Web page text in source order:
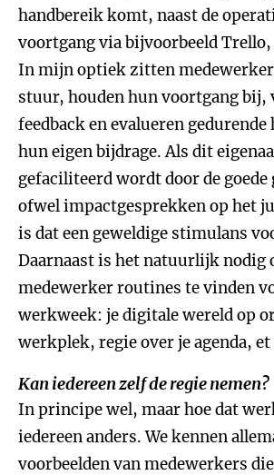
handbereik komt, naast de
voortgang via bijvoorbeeld Trello,
In mijn optiek zitten
stuur, houden hun voortgang bij,
feedback en evalueren gedurende
hun eigen bijdrage. Als dit
gefaciliteerd wordt door de goede
ofwel impactgesprekken op het
is dat een geweldige stimulans
Daarnaast is het natuurlijk nodig
medewerker routines te vinden
werkweek: je digitale wereld op
werkplek, regie over je agenda, et
Kan iedereen zelf de regie nemen?
In principe wel, maar hoe dat
iedereen anders. We kennen
voorbeelden van medewerkers